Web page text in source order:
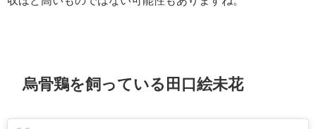
烏骨鶏を飼っている田口絵未花